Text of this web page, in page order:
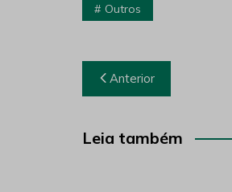
Outros
Navegação
de
Post
Anterior
Leia também